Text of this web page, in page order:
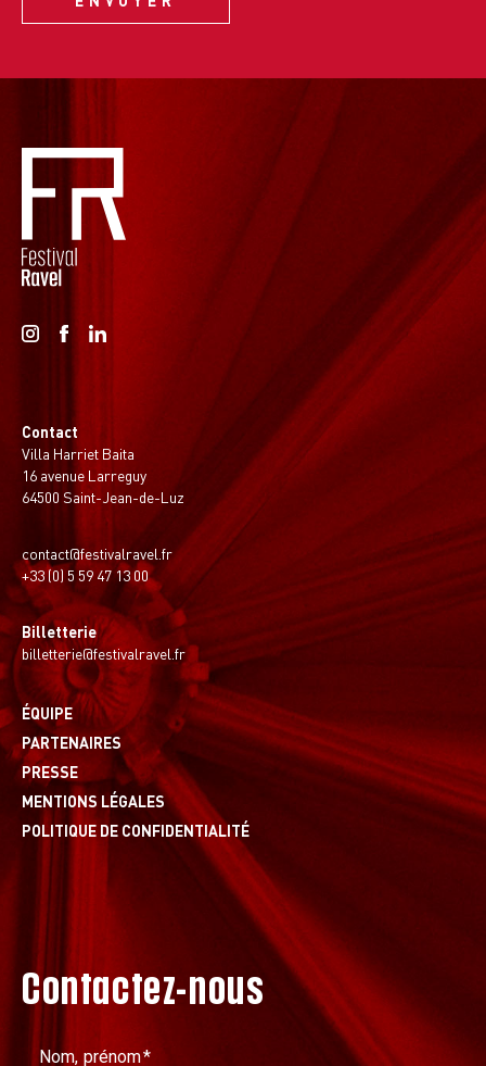
Contact
Villa Harriet Baita
16 avenue Larreguy
64500 Saint-Jean-de-Luz
contact@festivalravel.fr
+33 (0) 5 59 47 13 00
Billetterie
billetterie@festivalravel.fr
ÉQUIPE
PARTENAIRES
PRESSE
MENTIONS LÉGALES
POLITIQUE DE CONFIDENTIALITÉ
Contactez-nous
Nom, prénom